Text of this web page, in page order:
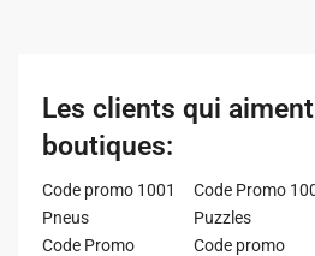
Les clients qui
boutiques:
Code promo 1001
Pneus
Code Promo
Puzzles
Code Promo
Code promo